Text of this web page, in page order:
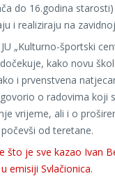
do 16.godina starosti)
i realiziraju na
„Kulturno-športski
kako novu
i prvenstvena
o radovima koji
vrijeme, ali i o
od teretane.
što je sve kazao Ivan
emisiji Svlačionica.